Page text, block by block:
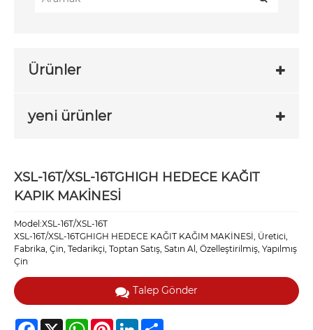
Ürünler
yeni ürünler
XSL-16T/XSL-16TGHIGH HEDECE KAĞIT
KAPIK MAKİNESİ
Model:XSL-16T/XSL-16T
XSL-16T/XSL-16TGHIGH HEDECE KAĞIT KAĞIM MAKİNESİ, Üretici,
Fabrika, Çin, Tedarikçi, Toptan Satış, Satın Al, Özelleştirilmiş, Yapılmış
Çin
Talep Gönder
Facebook
X WhatsAppPinterestLinkedIn